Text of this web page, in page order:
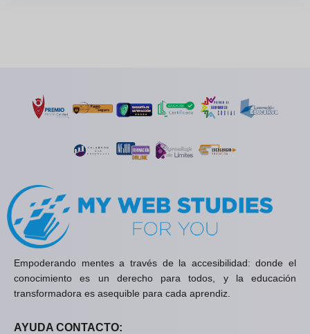
Empoderando mentes a través de la accesibilidad: donde el
conocimiento es un derecho para todos, y la educación
transformadora es asequible para cada aprendiz.
AYUDA CONTACTO: